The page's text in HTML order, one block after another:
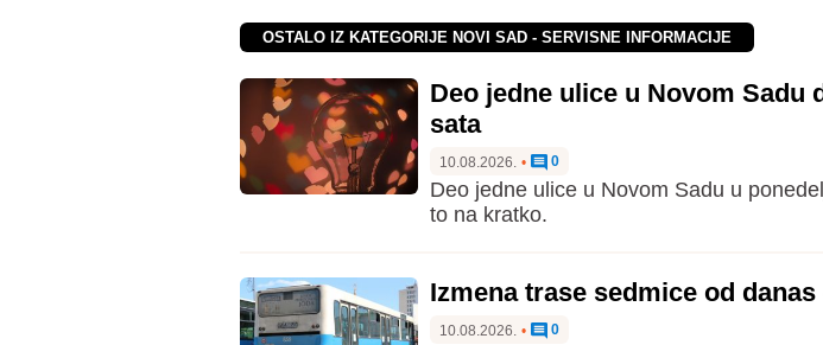
OSTALO IZ KATEGORIJE NOVI SAD - SERVISNE INFORMACIJE
Deo jedne ulice u Novom Sadu
sata
10.08.2026. • 0
Deo jedne ulice u Novom Sadu u
to na kratko.
Izmena trase sedmice od
10.08.2026. • 0